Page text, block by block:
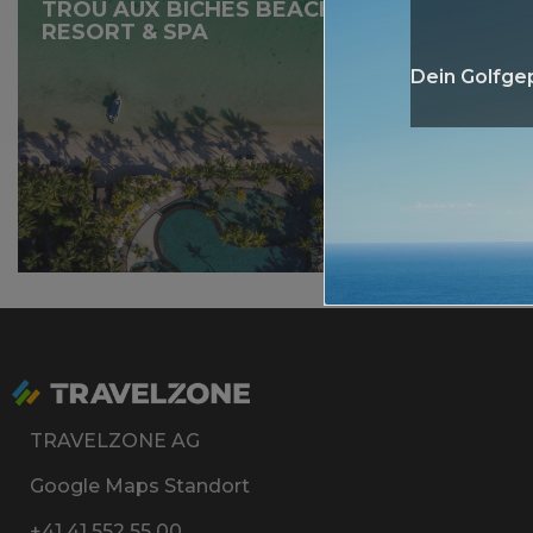
TROU AUX BICHES BEACHCOMBER GOLF
RESORT & SPA
TRAVELZONE AG
Google Maps Standort
Dein